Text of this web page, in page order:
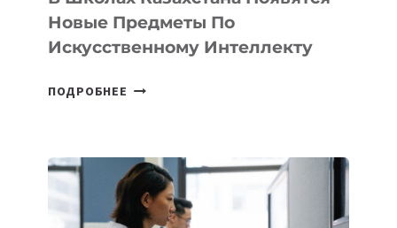
Новые Предметы По
Искусственному Интеллекту
ПОДРОБНЕЕ
НОВЫЕ
ПРЕДМЕТЫ
ПО